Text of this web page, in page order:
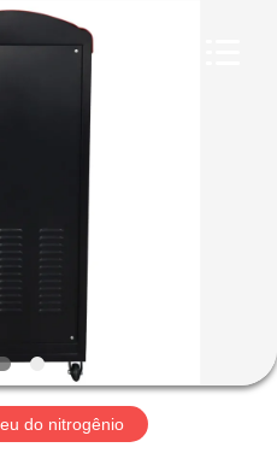
do nitrogênio